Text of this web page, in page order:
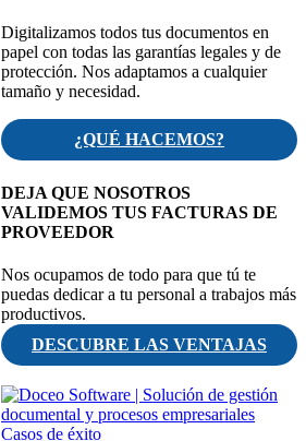
Digitalizamos todos tus documentos en
papel con todas las garantías legales y de
protección. Nos adaptamos a cualquier
tamaño y necesidad.
¿QUÉ HACEMOS?
DEJA QUE NOSOTROS
VALIDEMOS TUS FACTURAS DE
PROVEEDOR
Nos ocupamos de todo para que tú te
puedas dedicar a tu personal a trabajos más
productivos.
DESCUBRE LAS VENTAJAS
Casos de éxito